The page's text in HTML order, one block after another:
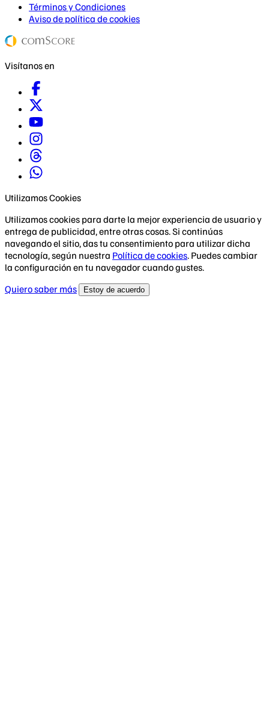
Términos y Condiciones
Aviso de política de cookies
Visítanos en
Utilizamos Cookies
Utilizamos cookies para darte la mejor experiencia de usuario y
entrega de publicidad, entre otras cosas. Si continúas
navegando el sitio, das tu consentimiento para utilizar dicha
tecnología, según nuestra Política de cookies. Puedes cambiar
la configuración en tu navegador cuando gustes.
Quiero saber más
Estoy de acuerdo